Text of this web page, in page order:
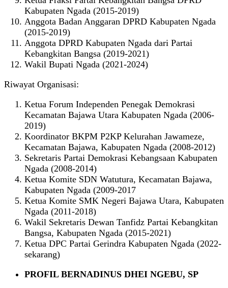
Kabupaten Ngada (2015-2019)
Anggota Badan Anggaran DPRD Kabupaten Ngada
(2015-2019)
Anggota DPRD Kabupaten Ngada dari Partai
Kebangkitan Bangsa (2019-2021)
Wakil Bupati Ngada (2021-2024)
Riwayat Organisasi:
Ketua Forum Independen Penegak Demokrasi
Kecamatan Bajawa Utara Kabupaten Ngada (2006-
2019)
Koordinator BKPM P2KP Kelurahan Jawameze,
Kecamatan Bajawa, Kabupaten Ngada (2008-2012)
Sekretaris Partai Demokrasi Kebangsaan Kabupaten
Ngada (2008-2014)
Ketua Komite SDN Watutura, Kecamatan Bajawa,
Kabupaten Ngada (2009-2017
Ketua Komite SMK Negeri Bajawa Utara, Kabupaten
Ngada (2011-2018)
Wakil Sekretaris Dewan Tanfidz Partai Kebangkitan
Bangsa, Kabupaten Ngada (2015-2021)
Ketua DPC Partai Gerindra Kabupaten Ngada (2022-
sekarang)
PROFIL BERNADINUS DHEI NGEBU, SP